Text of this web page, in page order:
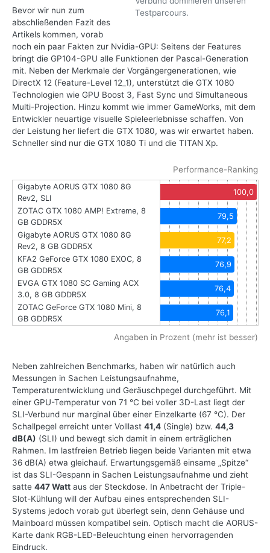
Testparcours.
Bevor wir nun zum
abschließenden Fazit des
Artikels kommen, vorab
noch ein paar Fakten zur Nvidia-GPU: Seitens der Features
bringt die GP104-GPU alle Funktionen der Pascal-Generation
mit. Neben der Merkmale der Vorgängergenerationen, wie
DirectX 12 (Feature-Level 12_1), unterstützt die GTX 1080
Technologien wie GPU Boost 3, Fast Sync und Simultaneous
Multi-Projection. Hinzu kommt wie immer GameWorks, mit dem
Entwickler neuartige visuelle Spieleerlebnisse schaffen. Von
der Leistung her liefert die GTX 1080, was wir erwartet haben.
Schneller sind nur die GTX 1080 Ti und die TITAN Xp.
Performance-Ranking
Gigabyte AORUS GTX 1080 8G
Rev2, SLI
100,0
ZOTAC GTX 1080 AMP! Extreme, 8
GB GDDR5X
79,5
Gigabyte AORUS GTX 1080 8G
Rev2, 8 GB GDDR5X
77,2
KFA2 GeForce GTX 1080 EXOC, 8
GB GDDR5X
76,9
EVGA GTX 1080 SC Gaming ACX
3.0, 8 GB GDDR5X
76,4
ZOTAC GeForce GTX 1080 Mini, 8
GB GDDR5X
76,1
Angaben in Prozent (mehr ist besser)
Neben zahlreichen Benchmarks, haben wir natürlich auch
Messungen in Sachen Leistungsaufnahme,
Temperaturentwicklung und Geräuschpegel durchgeführt. Mit
einer GPU-Temperatur von 71 °C bei voller 3D-Last liegt der
SLI-Verbund nur marginal über einer Einzelkarte (67 °C). Der
Schallpegel erreicht unter Volllast 41,4 (Single) bzw. 44,3
dB(A) (SLI) und bewegt sich damit in einem erträglichen
Rahmen. Im lastfreien Betrieb liegen beide Varianten mit etwa
36 dB(A) etwa gleichauf. Erwartungsgemäß einsame „Spitze“
ist das SLI-Gespann in Sachen Leistungsaufnahme und zieht
satte 447 Watt aus der Steckdose. In Anbetracht der Triple-
Slot-Kühlung will der Aufbau eines entsprechenden SLI-
Systems jedoch vorab gut überlegt sein, denn Gehäuse und
Mainboard müssen kompatibel sein. Optisch macht die AORUS-
Karte dank RGB-LED-Beleuchtung einen hervorragenden
Eindruck.